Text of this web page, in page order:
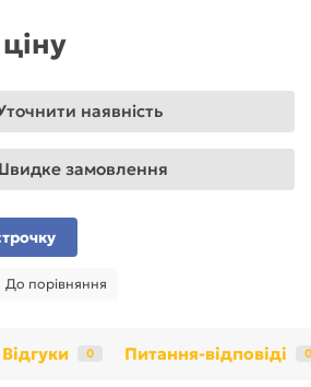
наявність
замовлення
До порівняння
Відгуки 0 Питання-відповіді 0